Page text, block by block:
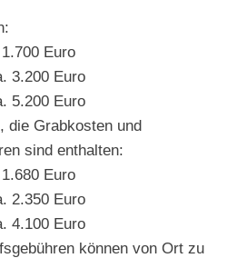
Euro
3.200 Euro
5.200 Euro
die Grabkosten und
sind enthalten:
Euro
2.350 Euro
4.100 Euro
können von Ort zu